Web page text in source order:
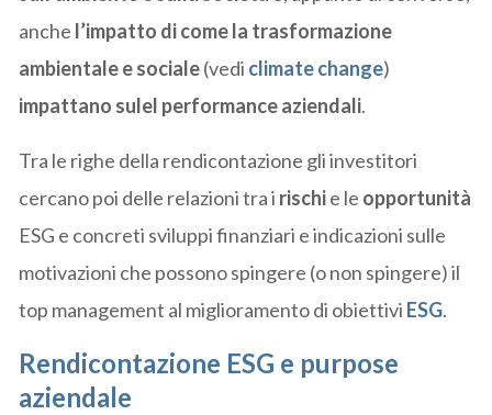
anche l’impatto di come la trasformazione
ambientale e sociale(vedi climate change)
impattano sulel performance aziendali.
Tra le righe della rendicontazione gli investitori
cercano poi delle relazioni tra i rischie le opportunità
ESG e concreti sviluppi finanziari e indicazioni sulle
motivazioni che possono spingere (o non spingere) il
top management al miglioramento di obiettivi ESG.
Rendicontazione ESG e purpose
aziendale